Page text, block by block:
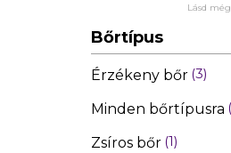
Lásd még
Bőrtípus
Érzékeny bőr 3
Minden bőrtípusra
Zsíros bőr 1